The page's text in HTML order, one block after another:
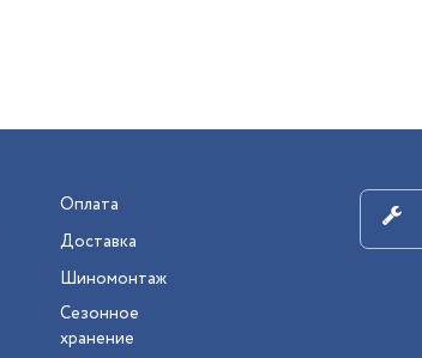
Оплата
Доставка
Шиномонтаж
Сезонное
хранение